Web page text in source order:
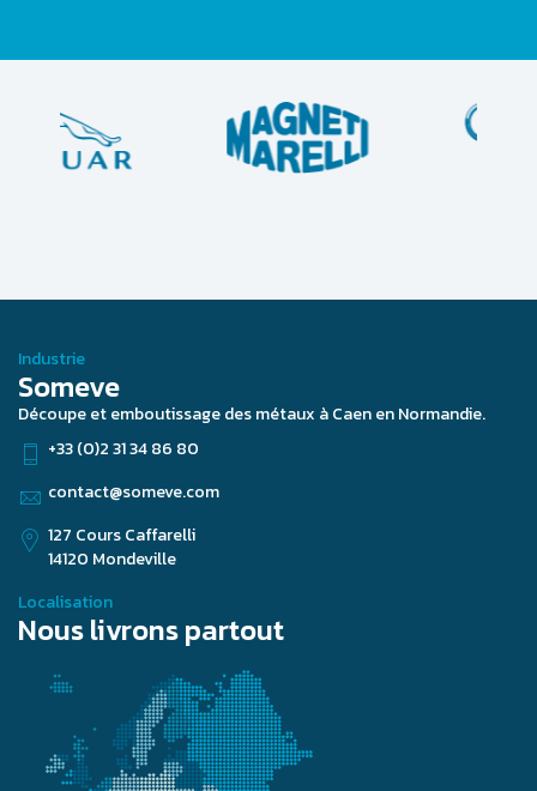
Industrie
Someve
Découpe et emboutissage des métaux à Caen en Normandie.
+33 (0)2 31 34 86 80
contact@someve.com
127 Cours Caffarelli
14120 Mondeville
Localisation
Nous livrons partout